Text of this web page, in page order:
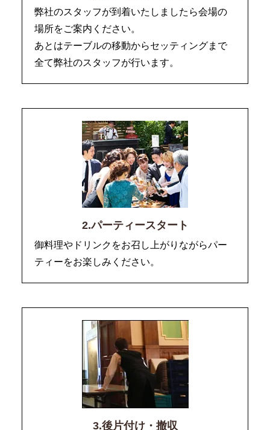
弊社のスタッフが到着いたしましたら会場の
場所をご案内ください。
あとはテーブルの移動からセッティングまで
全て弊社のスタッフが行います。
2.パーティースタート
御料理やドリンクをお召し上がりながらパー
ティーをお楽しみください。
3.後片付け・撤収